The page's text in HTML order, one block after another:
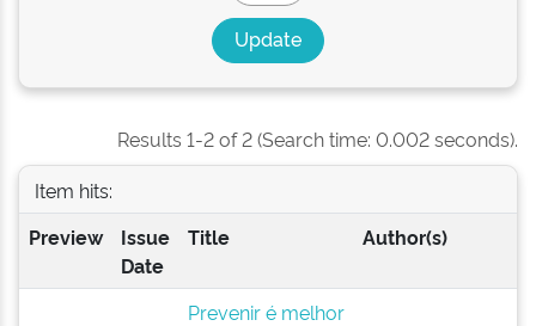
Results 1-2 of 2 (Search time: 0.002 seconds).
Item hits:
Preview
Issue
Date
Title Author(s)
Prevenir é melhor